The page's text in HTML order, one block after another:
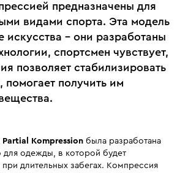
предназначены для
видами спорта. Эта модель
искусства - они разработаны
спортсмен чувствует,
позволяет стабилизировать
получить им
Partial Kompression была разработана
для одежды, в которой будет
длительных забегах. Компрессия